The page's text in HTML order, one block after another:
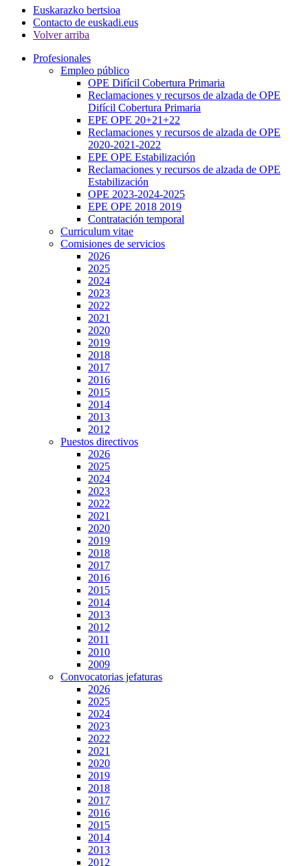
Euskarazko bertsioa
Contacto de euskadi.eus
Volver arriba
Profesionales
Empleo público
OPE Difícil Cobertura Primaria
Reclamaciones y recursos de alzada de OPE
Difícil Cobertura Primaria
EPE OPE 20+21+22
Reclamaciones y recursos de alzada de OPE
2020-2021-2022
EPE OPE Estabilización
Reclamaciones y recursos de alzada de OPE
Estabilización
OPE 2023-2024-2025
EPE OPE 2018 2019
Contratación temporal
Curriculum vitae
Comisiones de servicios
2026
2025
2024
2023
2022
2021
2020
2019
2018
2017
2016
2015
2014
2013
2012
Puestos directivos
2026
2025
2024
2023
2022
2021
2020
2019
2018
2017
2016
2015
2014
2013
2012
2011
2010
2009
Convocatorias jefaturas
2026
2025
2024
2023
2022
2021
2020
2019
2018
2017
2016
2015
2014
2013
2012